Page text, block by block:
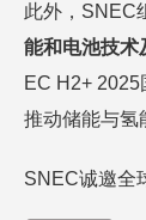
此外，SNEC
能和电池技术
EC H2+ 2025
推动储能与氢
SNEC诚邀全